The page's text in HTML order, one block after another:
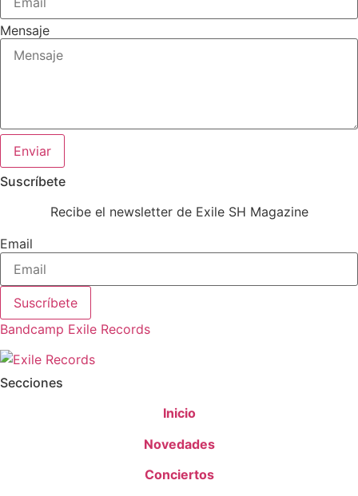
Mensaje
Enviar
Suscríbete
Recibe el newsletter de Exile SH Magazine
Email
Suscríbete
Bandcamp Exile Records
Secciones
Inicio
Novedades
Conciertos